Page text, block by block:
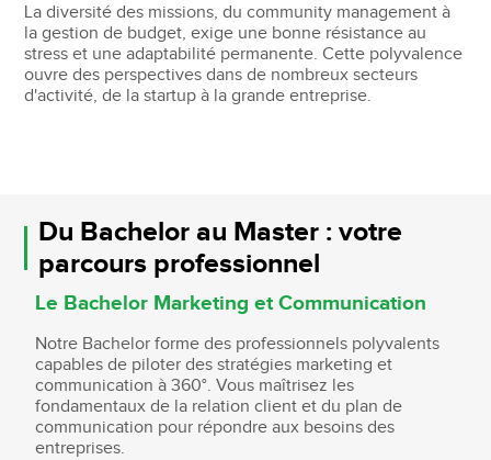
La diversité des missions, du community management à
la gestion de budget, exige une bonne résistance au
stress et une adaptabilité permanente. Cette polyvalence
ouvre des perspectives dans de nombreux secteurs
d'activité, de la startup à la grande entreprise.
Du Bachelor au Master : votre
parcours professionnel
Le Bachelor Marketing et Communication
Notre Bachelor forme des professionnels polyvalents
capables de piloter des stratégies marketing et
communication à 360°. Vous maîtrisez les
fondamentaux de la relation client et du plan de
communication pour répondre aux besoins des
entreprises.